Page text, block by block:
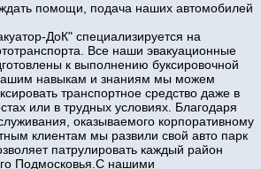
помощи, подача наших автомобилей
ДоК" специализируется на
Все наши эвакуационные
к выполнению буксировочной
навыкам и знаниям мы можем
транспортное средство даже в
или в трудных условиях. Благодаря
оказываемого корпоративному
клиентам мы развили свой авто парк
патрулировать каждый район
Подмосковья.С нашими